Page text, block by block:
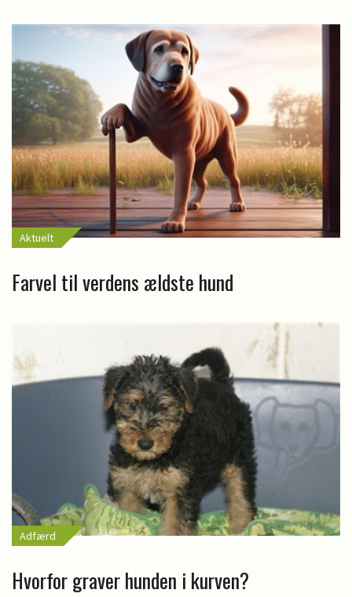
Aktuelt
Farvel til verdens ældste hund
Adfærd
Hvorfor graver hunden i kurven?